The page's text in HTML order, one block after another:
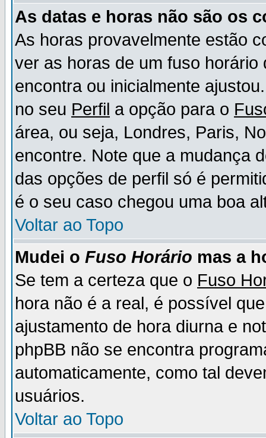
As datas e horas não são os
As horas provavelmente estão
ver as horas de um fuso
encontra ou inicialmente
no seu Perfil a opção para o
área, ou seja, Londres, Paris,
encontre. Note que a mudança
das opções de perfil só é
é o seu caso chegou uma boa
Voltar ao Topo
Mudei o Fuso Horário mas a
Se tem a certeza que o Fuso
hora não é a real, é possível
ajustamento de hora diurna e
phpBB não se encontra
automaticamente, como tal
usuários.
Voltar ao Topo